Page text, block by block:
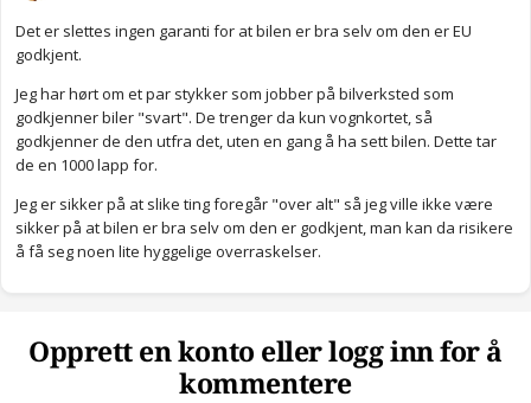
Det er slettes ingen garanti for at bilen er bra selv om den er EU
godkjent.
Jeg har hørt om et par stykker som jobber på bilverksted som
godkjenner biler "svart". De trenger da kun vognkortet, så
godkjenner de den utfra det, uten en gang å ha sett bilen. Dette tar
de en 1000 lapp for.
Jeg er sikker på at slike ting foregår "over alt" så jeg ville ikke være
sikker på at bilen er bra selv om den er godkjent, man kan da risikere
å få seg noen lite hyggelige overraskelser.
Opprett en konto eller logg inn for å
kommentere